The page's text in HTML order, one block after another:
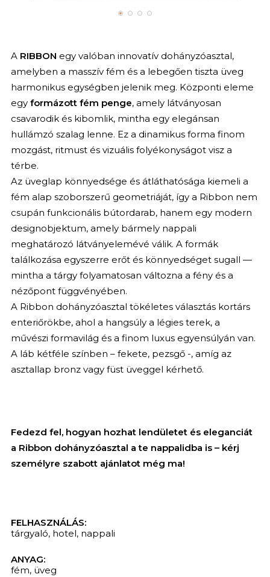
A RIBBON egy valóban innovatív dohányzóasztal,
amelyben a masszív fém és a lebegően tiszta üveg
harmonikus egységben jelenik meg. Központi eleme
egy formázott fém penge, amely látványosan
csavarodik és kibomlik, mintha egy elegánsan
hullámzó szalag lenne. Ez a dinamikus forma finom
mozgást, ritmust és vizuális folyékonyságot visz a
térbe.
Az üveglap könnyedsége és átláthatósága kiemeli a
fém alap szoborszerű geometriáját, így a Ribbon nem
csupán funkcionális bútordarab, hanem egy modern
designobjektum, amely bármely nappali
meghatározó látványelemévé válik. A formák
találkozása egyszerre erőt és könnyedséget sugall —
mintha a tárgy folyamatosan változna a fény és a
nézőpont függvényében.
A Ribbon dohányzóasztal tökéletes választás kortárs
enteriőrökbe, ahol a hangsúly a légies terek, a
művészi formavilág és a finom luxus egyensúlyán van.
A láb kétféle színben – fekete, pezsgő -, amíg az
asztallap bronz vagy füst üveggel kérhető.
Fedezd fel, hogyan hozhat lendületet és eleganciát
a Ribbon dohányzóasztal a te nappalidba is – kérj
személyre szabott ajánlatot még ma!
FELHASZNÁLÁS:
tárgyaló, hotel, nappali
ANYAG:
fém, üveg